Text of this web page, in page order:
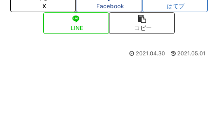
X Facebook はてブ
LINE コピー
2021.04.30 2021.05.01